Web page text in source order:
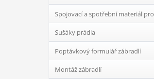
Spojovací a spotřební materiál pro
zábradlí
Sušáky prádla
Poptávkový formulář zábradlí
Montáž zábradlí